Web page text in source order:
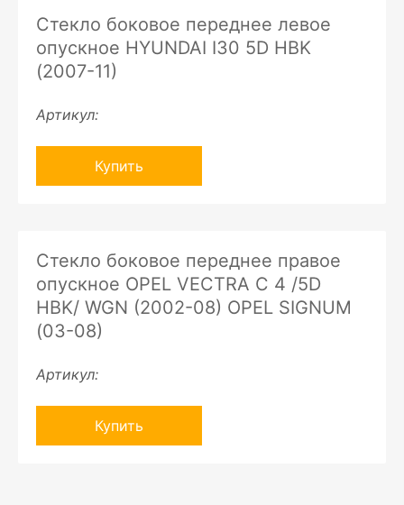
Стекло боковое переднее левое
опускное HYUNDAI I30 5D HBK
(2007-11)
Артикул:
Купить
Стекло боковое переднее правое
опускное OPEL VECTRA C 4 /5D
HBK/ WGN (2002-08) OPEL SIGNUM
(03-08)
Артикул:
Купить